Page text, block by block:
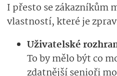
I přesto se zákazníkům
vlastností, které je
Uživatelské
To by mělo být co